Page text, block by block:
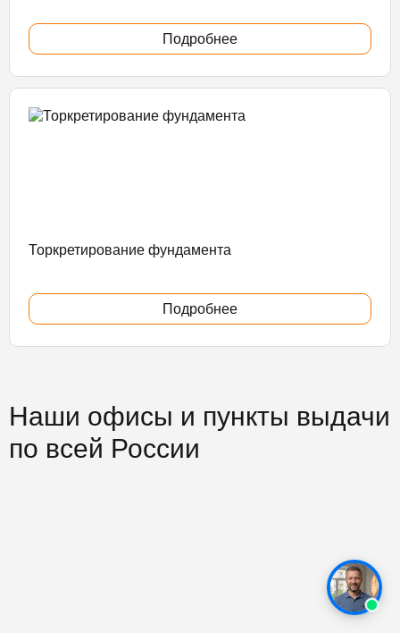
Подробнее
Торкретирование фундамента
Подробнее
Наши офисы и пункты выдачи
по всей России